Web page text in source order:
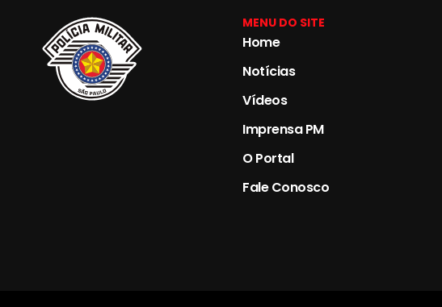
MENU DO SITE
Home
Notícias
Vídeos
Imprensa PM
O Portal
Fale Conosco